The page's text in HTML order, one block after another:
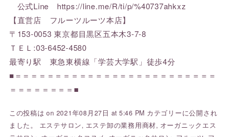
公式Line https://line.me/R/ti/p/%40737ahkxz
【直営店 フルーツルーツ本店】
〒153-0053 東京都目黒区五本木3-7-8
ＴＥＬ:03-6452-4580
最寄り駅 東急東横線「学芸大学駅」徒歩4分
■＝＝＝＝＝＝＝＝＝＝＝＝＝＝＝＝＝＝＝＝＝＝＝＝＝
＝＝＝＝＝＝＝＝■
この投稿は on 2021年08月27日 at 5:46 PM カテゴリーに公開され
ました。 エステサロン, エステ卸の業務用商材, オーガニックエス